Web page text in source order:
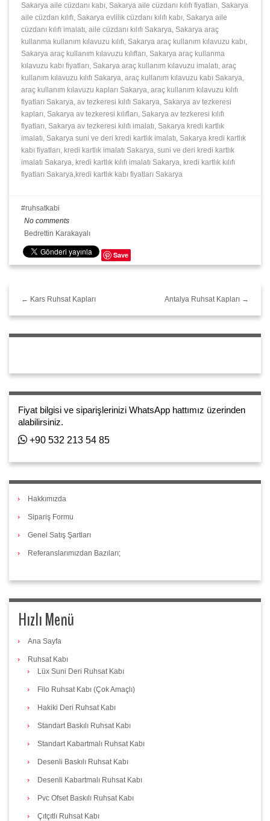
Sakarya aile cüzdanı kabı, Sakarya aile cüzdanı kılıfı fiyatları, Sakarya
aile cüzdan kılıfı, Sakarya evlilik cüzdanı kılıfı kabı, Sakarya aile
cüzdanı kılıfı imalatı, aile cüzdanı kılıfı Sakarya, Sakarya araç
kullanma kullanım kılavuzu kılıfı, Sakarya araç kullanım kılavuzu kabı,
Sakarya araç kullanım kılavuzu kılıfları, Sakarya araç kullanma
kılavuzu kabı fiyatları, Sakarya araç kullanım kılavuzu imalatı, araç
kullanım kılavuzu kılıfı Sakarya, araç kullanım kılavuzu kabı Sakarya,
araç kullanım kılavuzu kapları Sakarya, araç kullanım kılavuzu kılıfı
fiyatları Sakarya, av tezkeresi kılıfı Sakarya, Sakarya av tezkeresi
kapları, Sakarya av tezkeresi kılıfları, Sakarya av tezkeresi kılıfı
fiyatları, Sakarya av tezkeresi kılıfı imalatı, Sakarya kredi kartlık
imalatı, Sakarya suni ve deri kredi kartlık imalatı, Sakarya kredi kartlık
kabı fiyatları, kredi kartlık imalatı Sakarya, suni ve deri kredi kartlık
imalatı Sakarya, kredi kartlık kılıfı imalatı Sakarya, kredi kartlık kılıfı
fiyatları Sakarya,kredi kartlık kabı fiyatları Sakarya
ruhsatkabi
No comments
Bedrettin Karakayalı
Save
← Kars Ruhsat Kapları Antalya Ruhsat Kapları →
Fiyat bilgisi ve siparişlerinizi WhatsApp hattımız üzerinden
alabilirsiniz.
+90 532 213 54 85
Hakkımızda
Sipariş Formu
Genel Satış Şartları
Referanslarımızdan Bazıları;
Hızlı Menü
Ana Sayfa
Ruhsat Kabı
Lüx Suni Deri Ruhsat Kabı
Filo Ruhsat Kabı (Çok Amaçlı)
Hakiki Deri Ruhsat Kabı
Standart Baskılı Ruhsat Kabı
Standart Kabartmalı Ruhsat Kabı
Desenli Baskılı Ruhsat Kabı
Desenli Kabartmalı Ruhsat Kabı
Pvc Ofset Baskılı Ruhsat Kabı
Çıtçıtlı Ruhsat Kabı